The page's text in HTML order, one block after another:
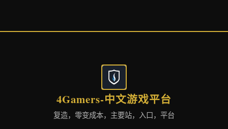
4Gamers-中文游戏平台
复造，零变成本，主要站，入口，平台